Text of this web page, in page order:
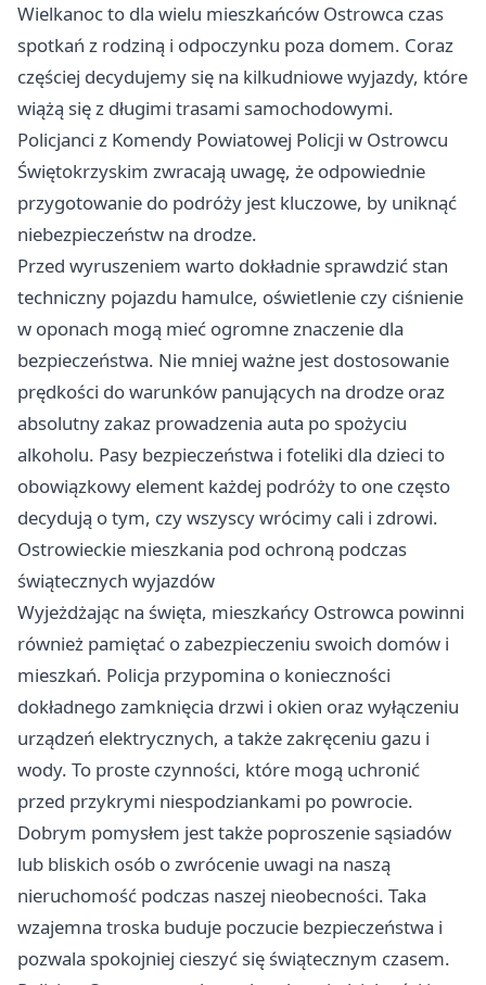
Wielkanoc to dla wielu mieszkańców Ostrowca czas
spotkań z rodziną i odpoczynku poza domem. Coraz
częściej decydujemy się na kilkudniowe wyjazdy, które
wiążą się z długimi trasami samochodowymi.
Policjanci z Komendy Powiatowej Policji w Ostrowcu
Świętokrzyskim zwracają uwagę, że odpowiednie
przygotowanie do podróży jest kluczowe, by uniknąć
niebezpieczeństw na drodze.
Przed wyruszeniem warto dokładnie sprawdzić stan
techniczny pojazdu hamulce, oświetlenie czy ciśnienie
w oponach mogą mieć ogromne znaczenie dla
bezpieczeństwa. Nie mniej ważne jest dostosowanie
prędkości do warunków panujących na drodze oraz
absolutny zakaz prowadzenia auta po spożyciu
alkoholu. Pasy bezpieczeństwa i foteliki dla dzieci to
obowiązkowy element każdej podróży to one często
decydują o tym, czy wszyscy wrócimy cali i zdrowi.
Ostrowieckie mieszkania pod ochroną podczas
świątecznych wyjazdów
Wyjeżdżając na święta, mieszkańcy Ostrowca powinni
również pamiętać o zabezpieczeniu swoich domów i
mieszkań. Policja przypomina o konieczności
dokładnego zamknięcia drzwi i okien oraz wyłączeniu
urządzeń elektrycznych, a także zakręceniu gazu i
wody. To proste czynności, które mogą uchronić
przed przykrymi niespodziankami po powrocie.
Dobrym pomysłem jest także poproszenie sąsiadów
lub bliskich osób o zwrócenie uwagi na naszą
nieruchomość podczas naszej nieobecności. Taka
wzajemna troska buduje poczucie bezpieczeństwa i
pozwala spokojniej cieszyć się świątecznym czasem.